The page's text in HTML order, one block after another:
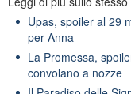
Upas, spoiler al 29
per Anna
La Promessa,
convolano a nozze